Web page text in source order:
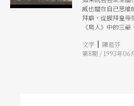
威也關在自己思維
拜癖，從膜拜皇帝
《鳥人》中的三
文字 | 陳祖芬
第8期 / 1993年06